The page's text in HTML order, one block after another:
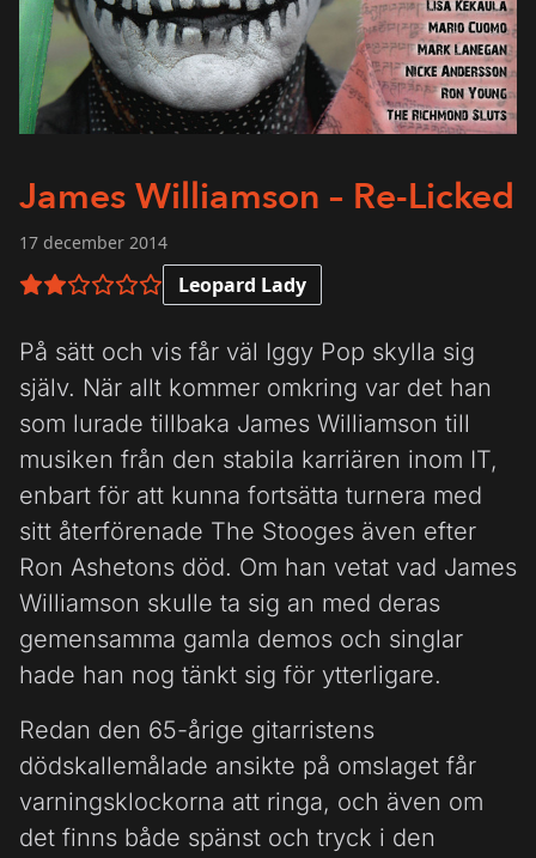
James Williamson – Re-Licked
17 december 2014
2 av 6 i betyg Leopard Lady
På sätt och vis får väl Iggy Pop skylla sig
själv. När allt kommer omkring var det han
som lurade tillbaka James Williamson till
musiken från den stabila karriären inom IT,
enbart för att kunna fortsätta turnera med
sitt återförenade The Stooges även efter
Ron Ashetons död. Om han vetat vad James
Williamson skulle ta sig an med deras
gemensamma gamla demos och singlar
hade han nog tänkt sig för ytterligare.
Redan den 65-årige gitarristens
dödskallemålade ansikte på omslaget får
varningsklockorna att ringa, och även om
det finns både spänst och tryck i den